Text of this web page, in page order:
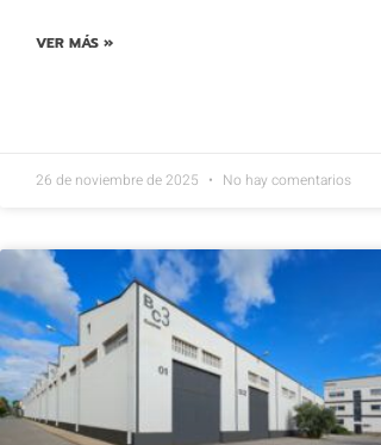
VER MÁS »
26 de noviembre de 2025 No hay comentarios